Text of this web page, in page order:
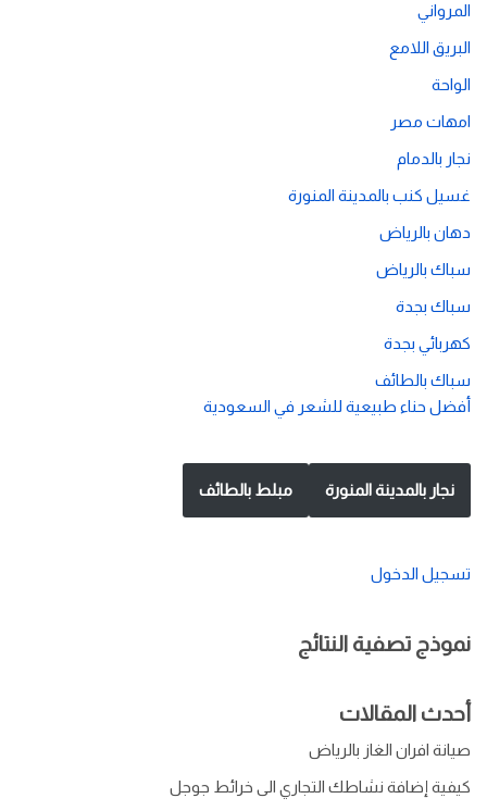
المرواني
البريق اللامع
الواحة
امهات مصر
نجار بالدمام
غسيل كنب بالمدينة المنورة
دهان بالرياض
سباك بالرياض
سباك بجدة
كهربائي بجدة
سباك بالطائف
أفضل حناء طبيعية للشعر في السعودية
نجار بالمدينة المنورة مبلط بالطائف
تسجيل الدخول
نموذج تصفية النتائج
أحدث المقالات
صيانة افران الغاز بالرياض
كيفية إضافة نشاطك التجاري الى خرائط جوجل